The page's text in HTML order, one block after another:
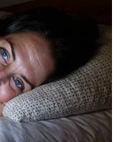
True Personality